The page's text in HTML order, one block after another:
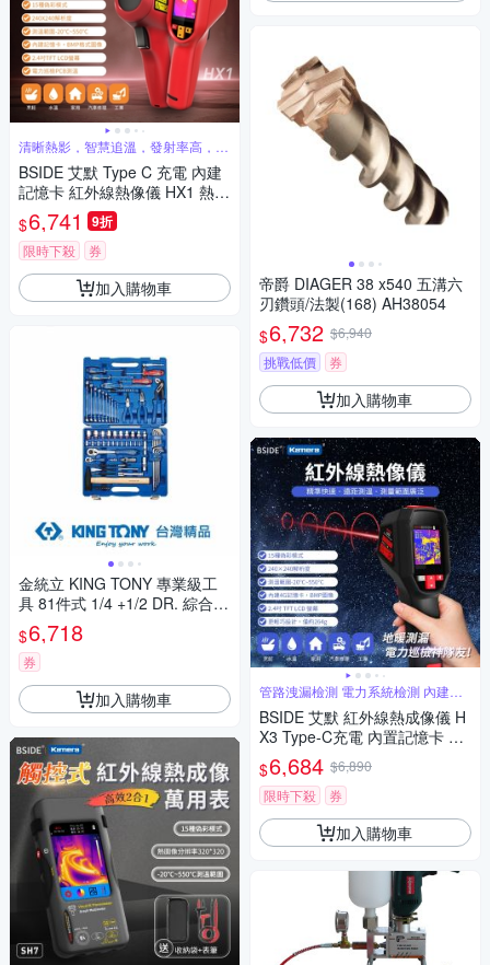
清晰熱影，智慧追溫，發射率高，內
建記憶卡
BSIDE 艾默 Type C 充電 內建
記憶卡 紅外線熱像儀 HX1 熱成
像儀 高解析度熱像儀 高低溫追
蹤熱像儀 單光融合熱成像 熱影
像警報儀
$6,741 9折
限時下殺 券
加入購物車
金統立 KING TONY 專業級工
具 81件式 1/4 +1/2 DR. 綜合工
具組 KT7081MR KT7081MR 8
1件式 1/4 +1/2
$6,718
券
加入購物車
帝爵 DIAGER 38 x540 五溝六
刃鑽頭/法製(168) AH38054
$6,732 $6,940
挑戰低價
券
加入購物車
管路洩漏檢測 電力系統檢測 內建記
憶卡
BSIDE 艾默 紅外線熱成像儀 H
X3 Type-C充電 內置記憶卡 建
築漏水檢測 熱成像儀 電機維修
紅外線工具 熱影像分析 測溫工
具 可調發射率 熱像儀 超溫警報
$6,684 $6,890
限時下殺
券
加入購物車